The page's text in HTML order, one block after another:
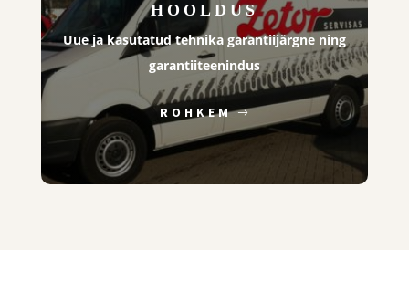
HOOLDUS
Uue ja kasutatud tehnika garantiijärgne ning
garantiiteenindus
ROHKEM